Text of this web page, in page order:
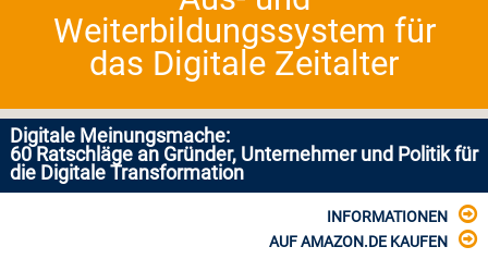
Weiterbildungssystem für
das Digitale Zeitalter
Digitale Meinungsmache:
60 Ratschläge an Gründer, Unternehmer und Politik für
die Digitale Transformation
INFORMATIONEN
AUF AMAZON.DE KAUFEN